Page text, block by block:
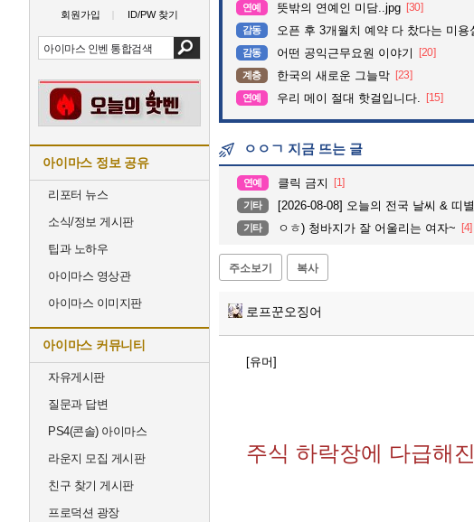
회원가입 ID/PW 찾기
아이마스 정보 공유
리포터 뉴스
소식/정보 게시판
팁과 노하우
아이마스 영상관
아이마스 이미지판
아이마스 커뮤니티
자유게시판
질문과 답변
PS4(콘솔) 아이마스
라운지 모집 게시판
친구 찾기 게시판
프로덕션 광장
연예 뜻밖의 연예인 미담..jpg [30]
감동 오픈 후 3개월치 예약 다 찼다는 미용
감동 어떤 공익근무요원 이야기 [20]
계층 한국의 새로운 그늘막 [23]
연예 우리 메이 절대 핫걸입니다. [15]
ㅇㅇㄱ 지금 뜨는 글
연예 클릭 금지 [1]
기타 [2026-08-08] 오늘의 전국 날씨 & 띠
기타 ㅇㅎ) 청바지가 잘 어울리는 여자~ [4]
주소보기 복사
로프꾼오징어
[유머]
주식 하락장에 다급해